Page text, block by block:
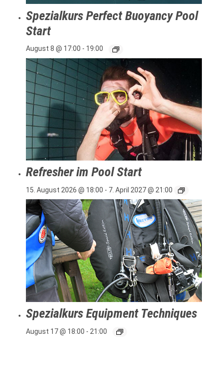
Spezialkurs Perfect Buoyancy Pool
Start
August 8 @ 17:00 - 19:00
Refresher im Pool Start
15. August 2026 @ 18:00 - 7. April 2027 @ 21:00
Spezialkurs Equipment Techniques
August 17 @ 18:00 - 21:00